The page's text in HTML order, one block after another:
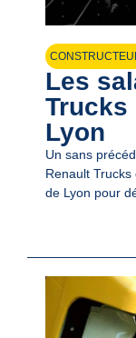
Les
Trucks
Lyon
Un sans
Renault Trucks
de Lyon pour